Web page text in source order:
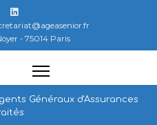
- 75014 Paris
Généraux d'Assurances